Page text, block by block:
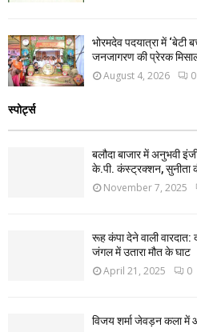
भोरमदेव पदयात्रा में ‘बेटी
जनजागरण की प्रेरक
August 4, 2026 0
स्पोर्ट्स
बलौदा बाजार में अनुभवी
के.पी. कंस्ट्रक्शन,
November 7, 2025
रूह कंपा देने वाली
जंगल में उतारा मौत के घाट
April 21, 2025 0
विजय शर्मा जेवड़न कला में